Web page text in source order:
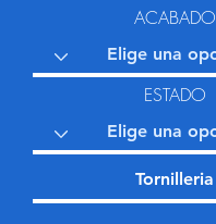
ACABADO
ESTADO